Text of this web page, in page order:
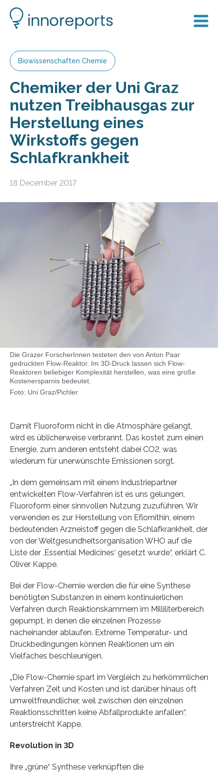
Biowissenschaften Chemie
Chemiker der Uni Graz
nutzen Treibhausgas zur
Herstellung eines
Wirkstoffs gegen
Schlafkrankheit
18 December 2017
Die Grazer ForscherInnen testeten den von Anton Paar
gedruckten Flow-Reaktor. Im 3D-Druck lassen sich Flow-
Reaktoren beliebiger Komplexität herstellen, was eine große
Kostenersparnis bedeutet.
Foto: Uni Graz/Pichler
Damit Fluoroform nicht in die Atmosphäre gelangt,
wird es üblicherweise verbrannt. Das kostet zum einen
Energie, zum anderen entsteht dabei CO2, was
wiederum für unerwünschte Emissionen sorgt.
„In dem gemeinsam mit einem Industriepartner
entwickelten Flow-Verfahren ist es uns gelungen,
Fluoroform einer sinnvollen Nutzung zuzuführen. Wir
verwenden es zur Herstellung von Eflornithin, einem
bedeutenden Arzneistoff gegen die Schlafkrankheit, der
von der Weltgesundheitsorganisation WHO auf die
Liste der ,Essential Medicines‘ gesetzt wurde“, erklärt C.
Oliver Kappe.
Bei der Flow-Chemie werden die für eine Synthese
benötigten Substanzen in einem kontinuierlichen
Verfahren durch Reaktionskammern im Milliliterbereich
gepumpt, in denen die einzelnen Prozesse
nacheinander ablaufen. Extreme Temperatur- und
Druckbedingungen können Reaktionen um ein
Vielfaches beschleunigen.
„Die Flow-Chemie spart im Vergleich zu herkömmlichen
Verfahren Zeit und Kosten und ist darüber hinaus oft
umweltfreundlicher, weil zwischen den einzelnen
Reaktionsschritten keine Abfallprodukte anfallen“,
unterstreicht Kappe.
Revolution in 3D
Ihre „grüne“ Synthese verknüpften die